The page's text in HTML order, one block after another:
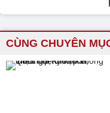
CÙNG CHUYÊN